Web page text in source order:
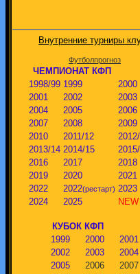
Внутренние турниры
Футболпрогноз
ЧЕМПИОНАТ КФП
1998/99 1999
2000
2001
2002
2003
2004
2005
2006
2007
2008
2009
2010
2011/12
2013/14 2014/15
2016
2017
2018
2019
2020
2021
2022
2022(рестарт) 2023
2024
2025 NEW
КУБОК КФП
1999
2000
2001
2002
2003
2004
2005
2006
2007